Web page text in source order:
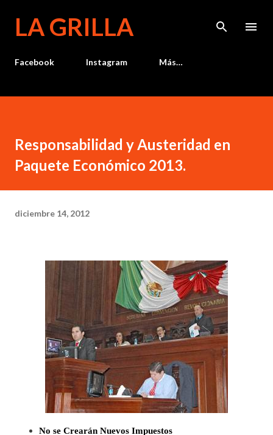
LA GRILLA
Facebook Instagram Más…
Responsabilidad y Austeridad en
Paquete Económico 2013.
diciembre 14, 2012
No se Crearán Nuevos Impuestos